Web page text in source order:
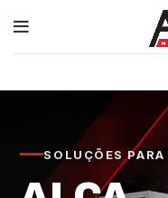
SOLUÇÕES